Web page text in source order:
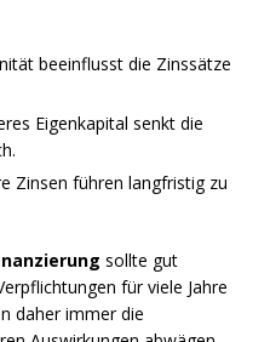
beeinflusst die Zinssätze
Eigenkapital senkt die
Zinsen führen langfristig zu
sollte gut
für viele Jahre
daher immer die